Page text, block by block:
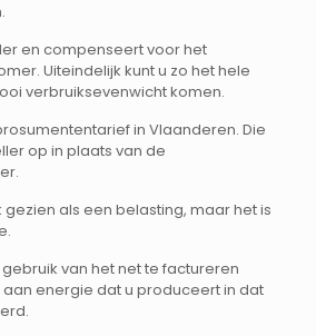
en compenseert voor het
Uiteindelijk kunt u zo het hele
verbruiksevenwicht komen.
in Vlaanderen. Die
op in plaats van de
als een belasting, maar het is
van het net te factureren
energie dat u produceert in dat